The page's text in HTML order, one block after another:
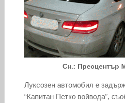
Сн.: Пресцентър
Луксозен автомобил е
“Капитан Петко войвода”,